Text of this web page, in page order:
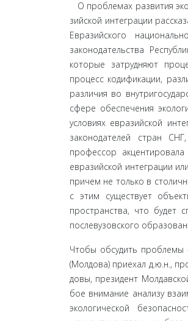
О проблемах развития
зийской интеграции
Ев­разийского
законодательства
которые затрудняют
процесс кодификации,
различия во
сфере обеспечения
условиях евразийской
законодателей стран
профессор
евразийской интеграции
причем не только в
с этим существует
простран­ства, что будет
послевузов­ского
Чтобы обсудить проблемы
(Молдова) приехал д.ю.н.,
довы, президент
бое внимание анализу
эко­логической